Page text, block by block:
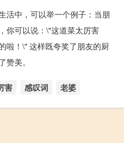
活中，可以举一个例子：当朋
你可以说：\"这道菜太厉害
啦！\" 这样既夸奖了朋友的厨
美。
害 感叹词 老婆